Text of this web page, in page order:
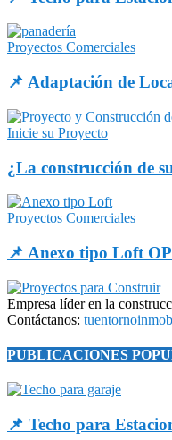
Proyectos Comerciales
📌 Adaptación de
Inicie su Proyecto
¿La construcción de
Proyectos Comerciales
📌 Anexo tipo Loft
Empresa líder en la
Contáctanos:
PUBLICACIONES
📌 Techo para